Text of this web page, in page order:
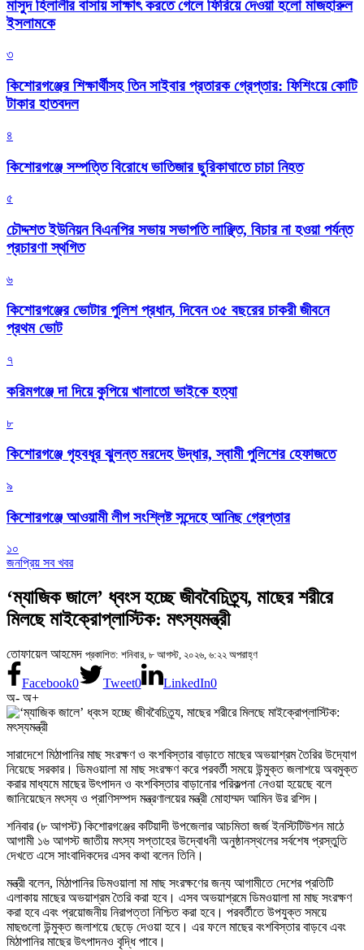
মাসুদ হিলালীর বাসায় সাক্ষাৎ করতে গেলে ফিরিয়ে দেওয়া হলো মাজহারুল
ইসলামকে
৩
কিশোরগঞ্জের শিক্ষার্থীসহ তিন সাইবার প্রতারক গ্রেপ্তার: ফিশিংয়ে কোটি
টাকার হাতবদল
৪
কিশোরগঞ্জে সম্পত্তি বিরোধে ভাতিজার ছুরিকাঘাতে চাচা নিহত
৫
চৌদ্দশত ইউনিয়ন বিএনপির সভায় সভাপতি লাঞ্ছিত, বিচার না হওয়া পর্যন্ত
প্রচারণা স্থগিত
৬
কিশোরগঞ্জের ভোটার পুলিশ প্রধান, দিবেন ৩৫ বছরের চাকরী জীবনে
প্রথম ভোট
৭
করিমগঞ্জে দা দিয়ে কুপিয়ে খালাতো ভাইকে হত্যা
৮
কিশোরগঞ্জে গৃহবধূর ঝুলন্ত মরদেহ উদ্ধার, স্বামী পুলিশের হেফাজতে
৯
কিশোরগঞ্জে আওয়ামী লীগ সংশ্লিষ্ট সন্দেহে আনিছ গ্রেপ্তার
১০
জনপ্রিয় সব খবর
‘ম্যাজিক জালে’ ধ্বংস হচ্ছে জীববৈচিত্র্য, মাছের শরীরে
মিলছে মাইক্রোপ্লাস্টিক: মৎস্যমন্ত্রী
তোফায়েল আহমেদ প্রকাশিত: শনিবার, ৮ আগস্ট, ২০২৬, ৬:২২ অপরাহ্ণ
Facebook0 Tweet0 LinkedIn0
অ- অ+
সারাদেশে মিঠাপানির মাছ সংরক্ষণ ও বংশবিস্তার বাড়াতে মাছের অভয়াশ্রম তৈরির উদ্যোগ
নিয়েছে সরকার। ডিমওয়ালা মা মাছ সংরক্ষণ করে পরবর্তী সময়ে উন্মুক্ত জলাশয়ে অবমুক্ত
করার মাধ্যমে মাছের উৎপাদন ও বংশবিস্তার বাড়ানোর পরিকল্পনা নেওয়া হয়েছে বলে
জানিয়েছেন মৎস্য ও প্রাণিসম্পদ মন্ত্রণালয়ের মন্ত্রী মোহাম্মদ আমিন উর রশিদ।
শনিবার (৮ আগস্ট) কিশোরগঞ্জের কটিয়াদী উপজেলার আচমিতা জর্জ ইনস্টিটিউশন মাঠে
আগামী ১৬ আগস্ট জাতীয় মৎস্য সপ্তাহের উদ্বোধনী অনুষ্ঠানস্থলের সর্বশেষ প্রস্তুতি
দেখতে এসে সাংবাদিকদের এসব কথা বলেন তিনি।
মন্ত্রী বলেন, মিঠাপানির ডিমওয়ালা মা মাছ সংরক্ষণের জন্য আগামীতে দেশের প্রতিটি
এলাকায় মাছের অভয়াশ্রম তৈরি করা হবে। এসব অভয়াশ্রমে ডিমওয়ালা মা মাছ সংরক্ষণ
করা হবে এবং প্রয়োজনীয় নিরাপত্তা নিশ্চিত করা হবে। পরবর্তীতে উপযুক্ত সময়ে
মাছগুলো উন্মুক্ত জলাশয়ে ছেড়ে দেওয়া হবে। এর ফলে মাছের বংশবিস্তার বাড়বে এবং
মিঠাপানির মাছের উৎপাদনও বৃদ্ধি পাবে।